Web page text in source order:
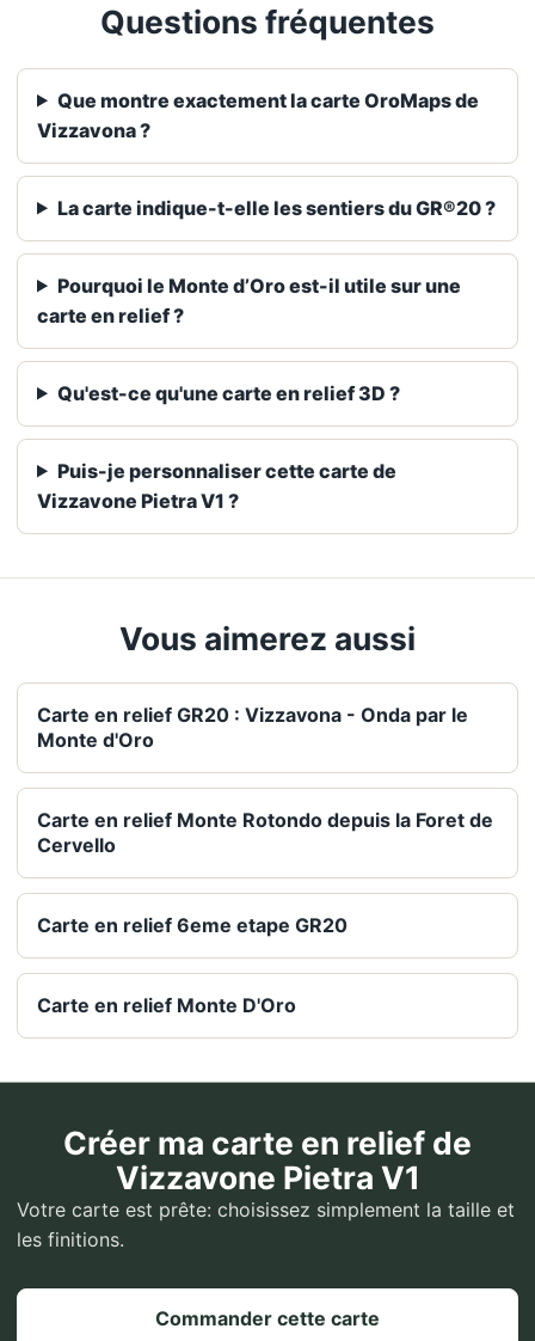
Questions fréquentes
Que montre exactement la carte OroMaps de
Vizzavona ?
La carte indique-t-elle les sentiers du GR®20 ?
Pourquoi le Monte d’Oro est-il utile sur une
carte en relief ?
Qu'est-ce qu'une carte en relief 3D ?
Puis-je personnaliser cette carte de
Vizzavone Pietra V1 ?
Vous aimerez aussi
Carte en relief GR20 : Vizzavona - Onda par le
Monte d'Oro
Carte en relief Monte Rotondo depuis la Foret de
Cervello
Carte en relief 6eme etape GR20
Carte en relief Monte D'Oro
Créer ma carte en relief de
Vizzavone Pietra V1
Votre carte est prête: choisissez simplement la taille et
les finitions.
Commander cette carte